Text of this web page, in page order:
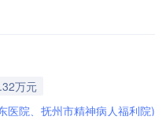
万元
医院、抚州市精神病人福利院)